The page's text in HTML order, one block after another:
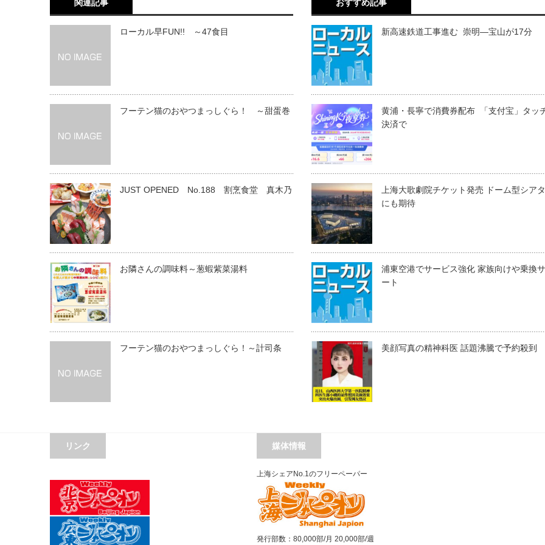
関連記事
ローカル早FUN!! ～47食目
フーテン猫のおやつまっしぐら！ ～甜蛋巻
JUST OPENED No.188 割烹食堂 真木乃
お隣さんの調味料～葱蝦紫菜湯料
フーテン猫のおやつまっしぐら！～計司条
おすすめ記事
新高速鉄道工事進む 崇明―宝山が17分
黄浦・長寧で消費券配布 「支付宝」タッ
決済で
上海大歌劇院チケット発売 ドーム型シア
にも期待
浦東空港でサービス強化 家族向けや乗換
ート
美顔写真の精神科医 話題沸騰で予約殺到
リンク 媒体情報
上海シェアNo.1のフリーペーパー
発行部数：80,000部/月 20,000部/週